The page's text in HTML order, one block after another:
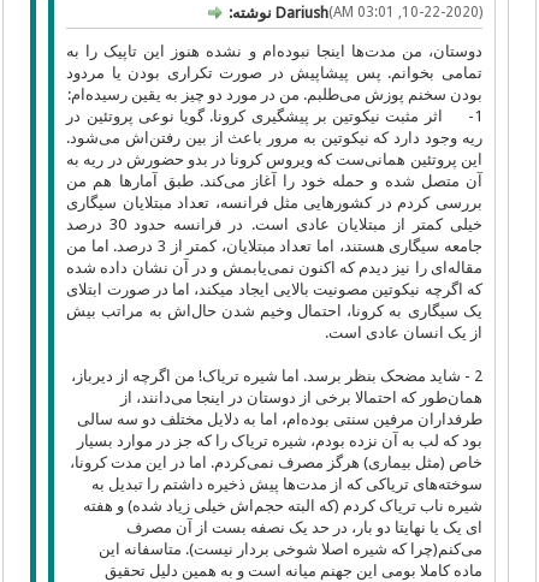
(10-22-2020, 03:01 AM) Dariush نوشته:
دوستان، من مدت‌ها اینجا نبوده‌ام و نشده هنوز این تاپیک را به
تمامی بخوانم. پس پیشاپیش در صورت تکراری بودن یا مردود
بودن سخنم پوزش می‌طلبم. من در مورد دو چیز به یقین رسیده‌ام:
1- اثر مثبت نیکوتین بر پیشگیری کرونا. گویا نوعی پروتئین در
ریه وجود دارد که نیکوتین به مرور باعث از بین رفتن‌اش می‌شود.
این پروتئین همانی‌ست که ویروس کرونا در بدو حضورش در ریه به
آن متصل شده و حمله خود را آغاز می‌کند. طبق آمارها هم من
بررسی کردم در کشورهایی مثل فرانسه، تعداد مبتلایان سیگاری
خیلی کمتر از مبتلایان عادی است. در فرانسه حدود 30 درصد
جامعه سیگاری هستند، اما تعداد مبتلایان، کمتر از 3 درصد. اما من
مقاله‌ای را نیز دیدم که اکنون نمی‌یابمش و در آن نشان داده شده
که اگرچه نیکوتین مصونیت بالایی ایجاد میکند، اما در صورت ابتلای
یک سیگاری به کرونا، احتمال وخیم شدن حال‌اش به مراتب بیش
از یک انسان عادی است.
2 - شاید مضحک بنظر برسد. اما شیره تریاک! من اگرچه از دیرباز،
همان‌طور که احتمالا برخی از دوستان در اینجا می‌دانند، از
طرفداران مرفین سنتی بوده‌ام، اما به دلایل مختلف دو سه سالی
بود که لب به آن نزده بودم، شیره تریاک را که جز در موارد بسیار
خاص (مثل بیماری) هرگز مصرف نمی‌کردم. اما در این مدت کرونا،
سوخته‌های تریاکی که از مدت‌ها پیش ذخیره داشتم را تبدیل به
شیره ناب تریاک کردم (که البته حجم‌اش خیلی زیاد شده) و هفته
ای یک یا نهایتا دو بار، در حد یک نصفه بست از آن مصرف
می‌کنم(چرا که شیره اصلا شوخی بردار نیست). متاسفانه این
ماده کاملا بومی این جهنم میانه است و به همین دلیل تحقیق